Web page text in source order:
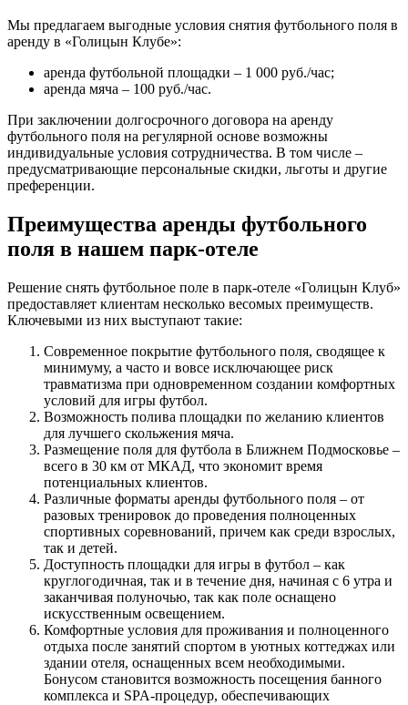
Мы предлагаем выгодные условия снятия футбольного поля в
аренду в «Голицын Клубе»:
аренда футбольной площадки – 1 000 руб./час;
аренда мяча – 100 руб./час.
При заключении долгосрочного договора на аренду
футбольного поля на регулярной основе возможны
индивидуальные условия сотрудничества. В том числе –
предусматривающие персональные скидки, льготы и другие
преференции.
Преимущества аренды футбольного
поля в нашем парк-отеле
Решение снять футбольное поле в парк-отеле «Голицын Клуб»
предоставляет клиентам несколько весомых преимуществ.
Ключевыми из них выступают такие:
Современное покрытие футбольного поля, сводящее к
минимуму, а часто и вовсе исключающее риск
травматизма при одновременном создании комфортных
условий для игры футбол.
Возможность полива площадки по желанию клиентов
для лучшего скольжения мяча.
Размещение поля для футбола в Ближнем Подмосковье –
всего в 30 км от МКАД, что экономит время
потенциальных клиентов.
Различные форматы аренды футбольного поля – от
разовых тренировок до проведения полноценных
спортивных соревнований, причем как среди взрослых,
так и детей.
Доступность площадки для игры в футбол – как
круглогодичная, так и в течение дня, начиная с 6 утра и
заканчивая полуночью, так как поле оснащено
искусственным освещением.
Комфортные условия для проживания и полноценного
отдыха после занятий спортом в уютных коттеджах или
здании отеля, оснащенных всем необходимыми.
Бонусом становится возможность посещения банного
комплекса и SPA-процедур, обеспечивающих